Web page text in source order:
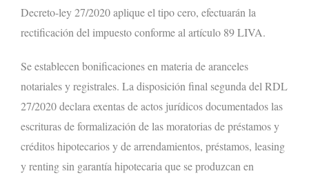
Decreto-ley 27/2020 aplique el tipo cero, efectuarán la
rectificación del impuesto conforme al artículo 89 LIVA.
Se establecen bonificaciones en materia de aranceles
notariales y registrales. La disposición final segunda del RDL
27/2020 declara exentas de actos jurídicos documentados las
escrituras de formalización de las moratorias de préstamos y
créditos hipotecarios y de arrendamientos, préstamos, leasing
y renting sin garantía hipotecaria que se produzcan en